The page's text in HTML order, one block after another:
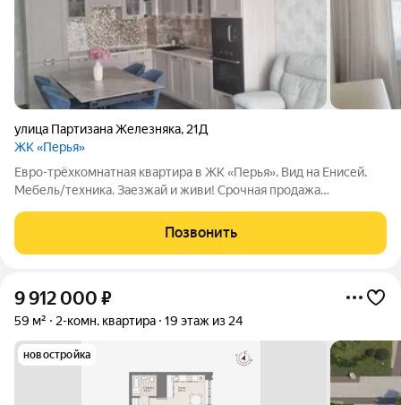
улица Партизана Железняка, 21Д
ЖК «Перья»
Евро-трёхкомнатная квартира в ЖК «Перья». Вид на Енисей.
Мебель/техника. Заезжай и живи! Срочная продажа
рыночной стоимости. Полный фарш для комфортной жизни. О
квартире: Расположение: высокий этаж
Позвонить
9 912 000 ₽
59 м² 2-комн. квартира 19 этаж из 24
новостройка